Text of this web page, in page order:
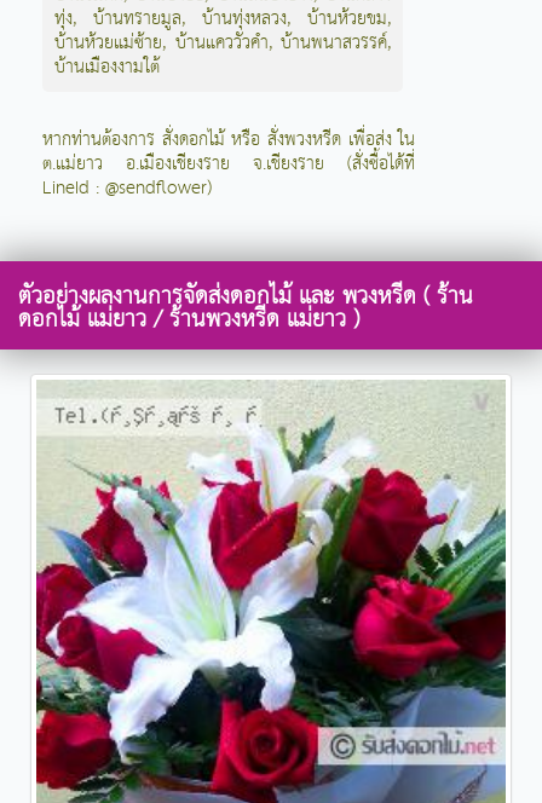
ทุ่ง,บ้านทรายมูล,บ้านทุ่งหลวง,บ้านห้วยขม,
บ้านห้วยแม่ซ้าย, บ้านแคววัวคำ,บ้านพนาสวรรค์,
บ้านเมืองงามใต้
หากท่านต้องการ สั่งดอกไม้ หรือ สั่งพวงหรีด เพื่อส่ง ใน
ต.แม่ยาว อ.เมืองเชียงราย จ.เชียงราย (สั่งซื้อได้ที่
LineId : @sendflower)
ตัวอย่างผลงานการจัดส่งดอกไม้ และ พวงหรีด ( ร้าน
ดอกไม้ แม่ยาว / ร้านพวงหรีด แม่ยาว )